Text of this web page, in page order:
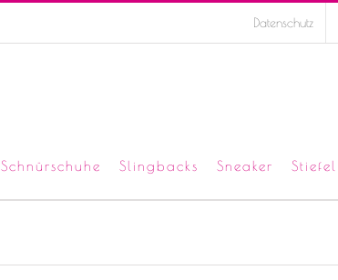
Datenschutz
Schnürschuhe Slingbacks Sneaker Stiefel